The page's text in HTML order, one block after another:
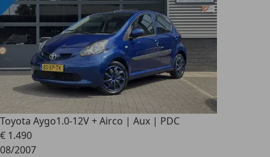
Toyota Aygo1.0-12V + Airco | Aux | PDC
€ 1.490
08/2007